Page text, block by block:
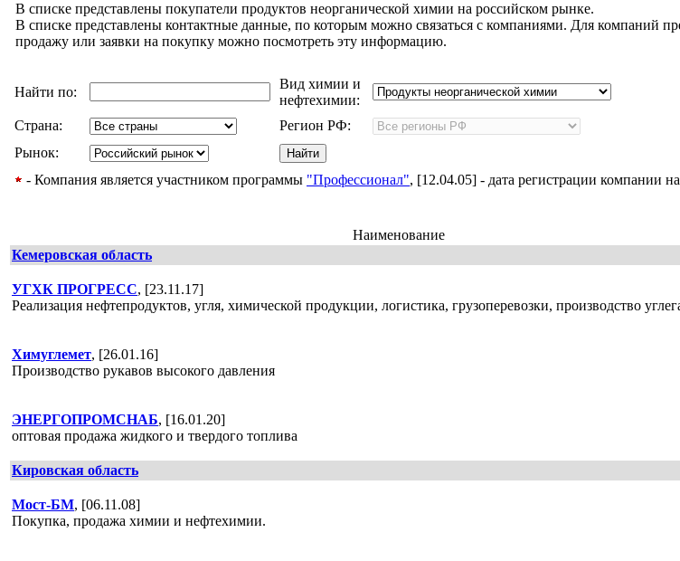
В списке представлены покупатели продуктов неорганической химии на российском рынке.
В списке представлены контактные данные, по которым можно связаться с компаниями. Для компаний
продажу или заявки на покупку можно посмотреть эту информацию.
Найти по:
Вид химии и
нефтехимии:
Страна:
Регион РФ:
Рынок:
- Компания является участником программы "Профессионал", [12.04.05] - дата регистрации компании
Наименование
Кемеровская область
УГХК ПРОГРЕСС, [23.11.17]
Реализация нефтепродуктов, угля, химической продукции, логистика, грузоперевозки, производство
Химуглемет, [26.01.16]
Производство рукавов высокого давления
ЭНЕРГОПРОМСНАБ, [16.01.20]
оптовая продажа жидкого и твердого топлива
Кировская область
Мост-БМ, [06.11.08]
Покупка, продажа химии и нефтехимии.